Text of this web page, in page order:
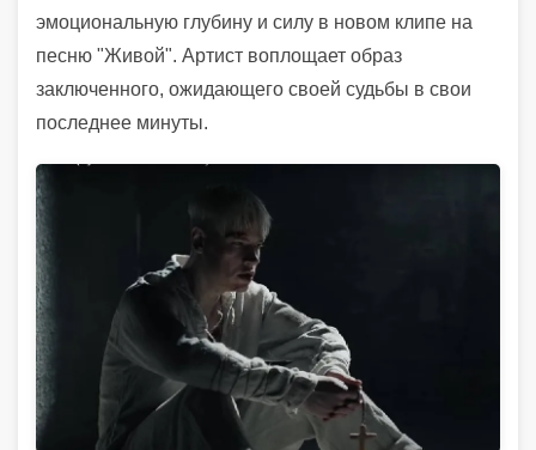
эмоциональную глубину и силу в новом клипе на
песню "Живой". Артист воплощает образ
заключенного, ожидающего своей судьбы в свои
последнее минуты.